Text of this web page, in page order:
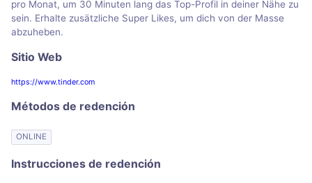
pro Monat, um 30 Minuten lang das Top-Profil in deiner Nähe zu
sein. Erhalte zusätzliche Super Likes, um dich von der Masse
abzuheben.
Sitio Web
https://www.tinder.com
Métodos de redención
ONLINE
Instrucciones de redención